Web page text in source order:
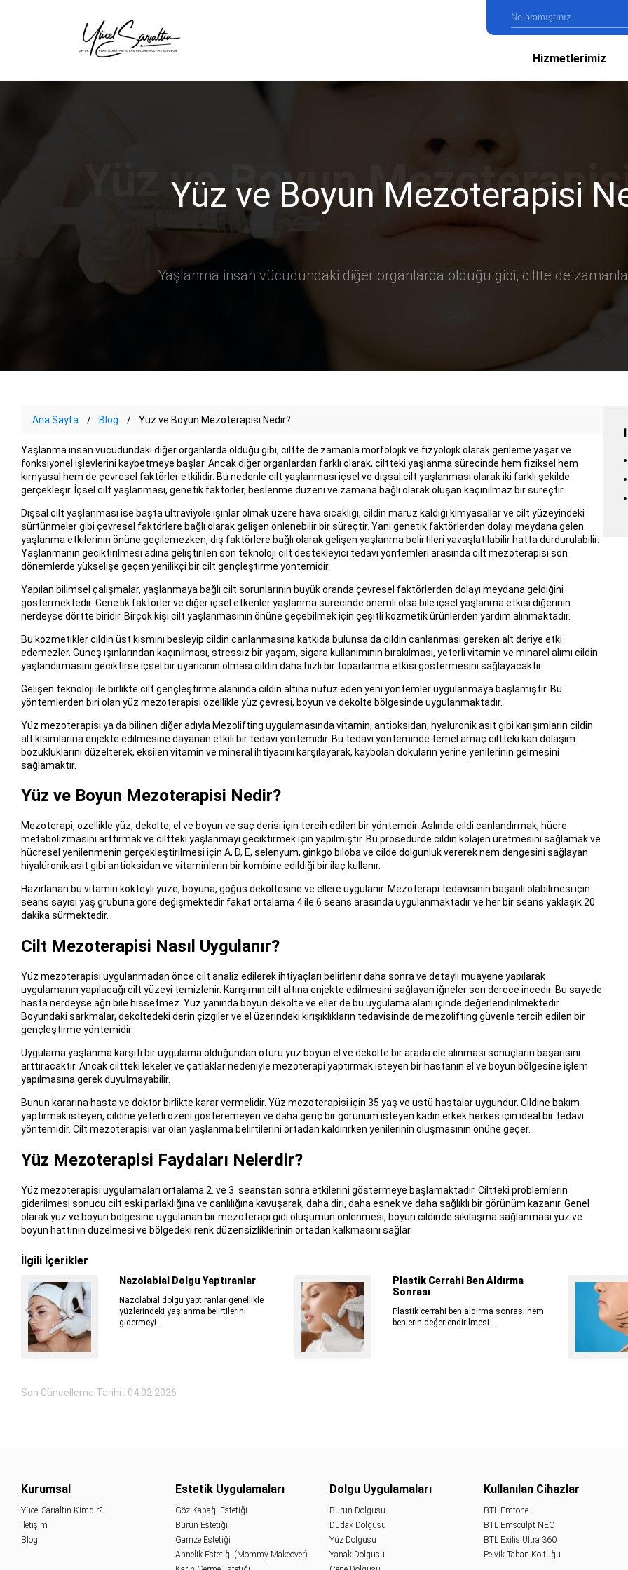
Hizmetlerimiz
Yüz ve Boyun Mezoterapisi
Yaşlanma insan vücudundaki diğer organlarda olduğu gibi, ciltte de
Ana Sayfa Blog Yüz ve Boyun Mezoterapisi Nedir?
Yaşlanma insan vücudundaki diğer organlarda olduğu gibi, ciltte de zamanla morfolojik ve fizyolojik olarak gerileme yaşar ve
fonksiyonel işlevlerini kaybetmeye başlar. Ancak diğer organlardan farklı olarak, ciltteki yaşlanma sürecinde hem fiziksel hem
kimyasal hem de çevresel faktörler etkilidir. Bu nedenle cilt yaşlanması içsel ve dışsal cilt yaşlanması olarak iki farklı şekilde
gerçekleşir. İçsel cilt yaşlanması, genetik faktörler, beslenme düzeni ve zamana bağlı olarak oluşan kaçınılmaz bir süreçtir.
Dışsal cilt yaşlanması ise başta ultraviyole ışınlar olmak üzere hava sıcaklığı, cildin maruz kaldığı kimyasallar ve cilt yüzeyindeki
sürtünmeler gibi çevresel faktörlere bağlı olarak gelişen önlenebilir bir süreçtir. Yani genetik faktörlerden dolayı meydana gelen
yaşlanma etkilerinin önüne geçilemezken, dış faktörlere bağlı olarak gelişen yaşlanma belirtileri yavaşlatılabilir hatta durdurulabilir.
Yaşlanmanın geciktirilmesi adına geliştirilen son teknoloji cilt destekleyici tedavi yöntemleri arasında cilt mezoterapisi son
dönemlerde yükselişe geçen yenilikçi bir cilt gençleştirme yöntemidir.
Yapılan bilimsel çalışmalar, yaşlanmaya bağlı cilt sorunlarının büyük oranda çevresel faktörlerden dolayı meydana geldiğini
göstermektedir. Genetik faktörler ve diğer içsel etkenler yaşlanma sürecinde önemli olsa bile içsel yaşlanma etkisi diğerinin
nerdeyse dörtte biridir. Birçok kişi cilt yaşlanmasının önüne geçebilmek için çeşitli kozmetik ürünlerden yardım alınmaktadır.
Bu kozmetikler cildin üst kısmını besleyip cildin canlanmasına katkıda bulunsa da cildin canlanması gereken alt deriye etki
edemezler. Güneş ışınlarından kaçınılması, stressiz bir yaşam, sigara kullanımının bırakılması, yeterli vitamin ve minarel alımı cildin
yaşlandırmasını geciktirse içsel bir uyarıcının olması cildin daha hızlı bir toparlanma etkisi göstermesini sağlayacaktır.
Gelişen teknoloji ile birlikte cilt gençleştirme alanında cildin altına nüfuz eden yeni yöntemler uygulanmaya başlamıştır. Bu
yöntemlerden biri olan yüz mezoterapisi özellikle yüz çevresi, boyun ve dekolte bölgesinde uygulanmaktadır.
Yüz mezoterapisi ya da bilinen diğer adıyla Mezolifting uygulamasında vitamin, antioksidan, hyaluronik asit gibi karışımların cildin
alt kısımlarına enjekte edilmesine dayanan etkili bir tedavi yöntemidir. Bu tedavi yönteminde temel amaç ciltteki kan dolaşım
bozukluklarını düzelterek, eksilen vitamin ve mineral ihtiyacını karşılayarak, kaybolan dokuların yerine yenilerinin gelmesini
sağlamaktır.
Yüz ve Boyun Mezoterapisi Nedir?
Mezoterapi, özellikle yüz, dekolte, el ve boyun ve saç derisi için tercih edilen bir yöntemdir. Aslında cildi canlandırmak, hücre
metabolizmasını arttırmak ve ciltteki yaşlanmayı geciktirmek için yapılmıştır. Bu prosedürde cildin kolajen üretmesini sağlamak ve
hücresel yenilenmenin gerçekleştirilmesi için A, D, E, selenyum, ginkgo biloba ve cilde dolgunluk vererek nem dengesini sağlayan
hiyalüronik asit gibi antioksidan ve vitaminlerin bir kombine edildiği bir ilaç kullanır.
Hazırlanan bu vitamin kokteyli yüze, boyuna, göğüs dekoltesine ve ellere uygulanır. Mezoterapi tedavisinin başarılı olabilmesi için
seans sayısı yaş grubuna göre değişmektedir fakat ortalama 4 ile 6 seans arasında uygulanmaktadır ve her bir seans yaklaşık 20
dakika sürmektedir.
Cilt Mezoterapisi Nasıl Uygulanır?
Yüz mezoterapisi uygulanmadan önce cilt analiz edilerek ihtiyaçları belirlenir daha sonra ve detaylı muayene yapılarak
uygulamanın yapılacağı cilt yüzeyi temizlenir. Karışımın cilt altına enjekte edilmesini sağlayan iğneler son derece incedir. Bu sayede
hasta nerdeyse ağrı bile hissetmez. Yüz yanında boyun dekolte ve eller de bu uygulama alanı içinde değerlendirilmektedir.
Boyundaki sarkmalar, dekoltedeki derin çizgiler ve el üzerindeki kırışıklıkların tedavisinde de mezolifting güvenle tercih edilen bir
gençleştirme yöntemidir.
Uygulama yaşlanma karşıtı bir uygulama olduğundan ötürü yüz boyun el ve dekolte bir arada ele alınması sonuçların başarısını
arttıracaktır. Ancak ciltteki lekeler ve çatlaklar nedeniyle mezoterapi yaptırmak isteyen bir hastanın el ve boyun bölgesine işlem
yapılmasına gerek duyulmayabilir.
Bunun kararına hasta ve doktor birlikte karar vermelidir. Yüz mezoterapisi için 35 yaş ve üstü hastalar uygundur. Cildine bakım
yaptırmak isteyen, cildine yeterli özeni gösteremeyen ve daha genç bir görünüm isteyen kadın erkek herkes için ideal bir tedavi
yöntemidir. Cilt mezoterapisi var olan yaşlanma belirtilerini ortadan kaldırırken yenilerinin oluşmasının önüne geçer.
Yüz Mezoterapisi Faydaları Nelerdir?
Yüz mezoterapisi uygulamaları ortalama 2. ve 3. seanstan sonra etkilerini göstermeye başlamaktadır. Ciltteki problemlerin
giderilmesi sonucu cilt eski parlaklığına ve canlılığına kavuşarak, daha diri, daha esnek ve daha sağlıklı bir görünüm kazanır. Genel
olarak yüz ve boyun bölgesine uygulanan bir mezoterapi gıdı oluşumun önlenmesi, boyun cildinde sıkılaşma sağlanması yüz ve
boyun hattının düzelmesi ve bölgedeki renk düzensizliklerinin ortadan kalkmasını sağlar.
İlgili İçerikler
Nazolabial Dolgu Yaptıranlar
Nazolabial dolgu yaptıranlar genellikle
yüzlerindeki yaşlanma belirtilerini
gidermeyi..
Plastik Cerrahi Ben Aldırma
Sonrası
Plastik cerrahi ben aldırma sonrası hem
benlerin değerlendirilmesi...
Son Güncelleme Tarihi : 04.02.2026
Kurumsal
Yücel Sarıaltın Kimdir?
İletişim
Blog
Estetik Uygulamaları
Göz Kapağı Estetiği
Burun Estetiği
Gamze Estetiği
Annelik Estetiği (Mommy Makeover)
Dolgu Uygulamaları
Burun Dolgusu
Dudak Dolgusu
Yüz Dolgusu
Yanak Dolgusu
Kullanılan Cihazlar
BTL Emtone
BTL Emsculpt NEO
BTL Exilis Ultra 360
Pelvik Taban Koltuğu